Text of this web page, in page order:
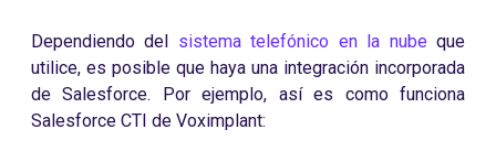
Dependiendo del sistema telefónico en la nube que
utilice, es posible que haya una integración incorporada
de Salesforce. Por ejemplo, así es como funciona
Salesforce CTI de Voximplant: